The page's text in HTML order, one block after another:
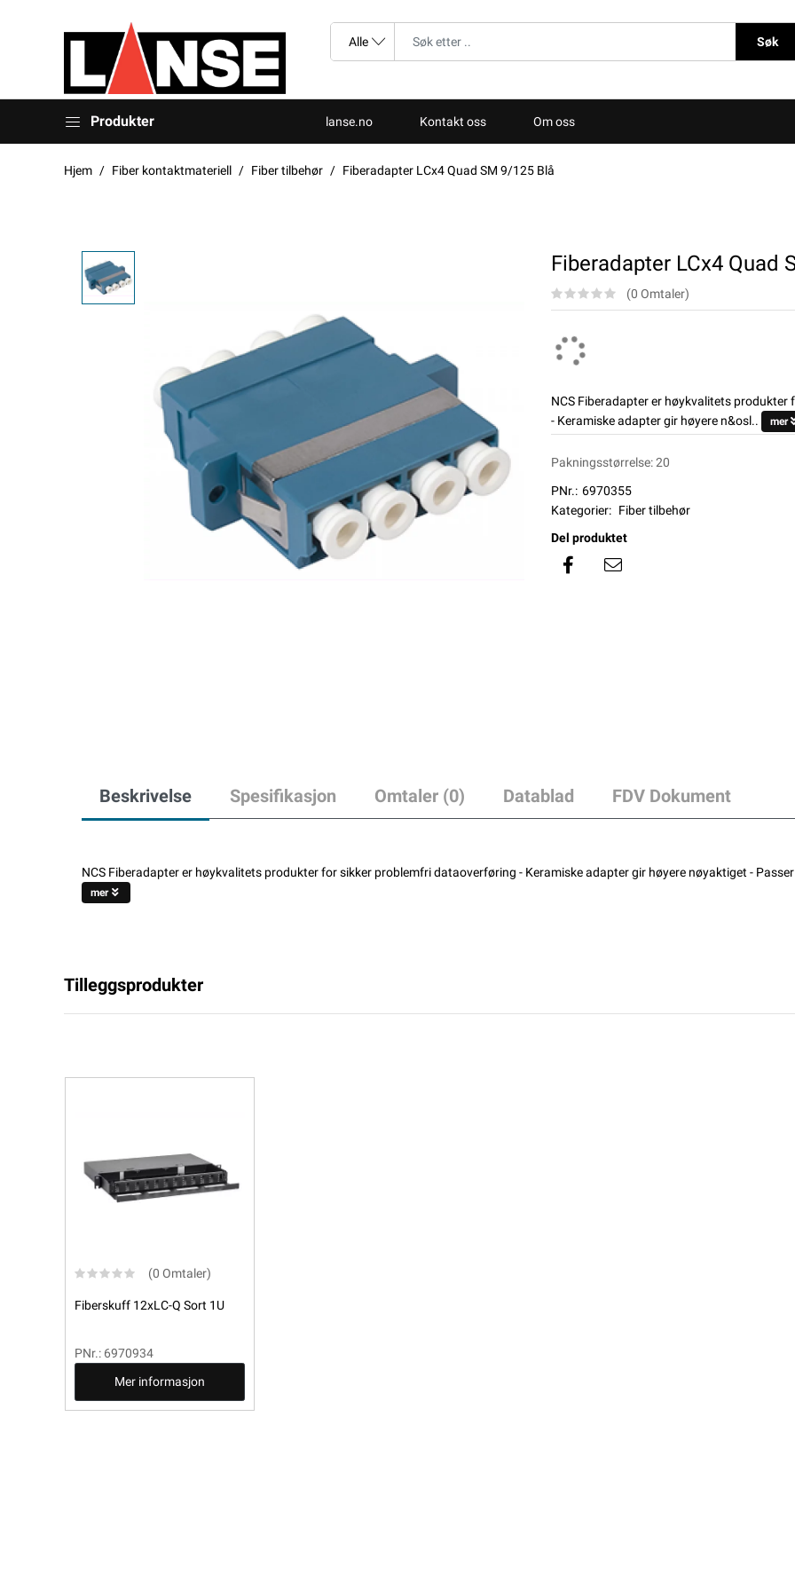
Søk
Produkter lanse.no Kontakt oss Om oss
Hjem Fiber kontaktmateriell Fiber tilbehør Fiberadapter LCx4 Quad SM 9/125 Blå
Fiberadapter LCx4 Quad
(0 Omtaler)
NCS Fiberadapter er høykvalitets
- Keramiske adapter gir høyere n&osl..
mer
Pakningsstørrelse: 20
PNr.: 6970355
Kategorier: Fiber tilbehør
Del produktet
Beskrivelse Spesifikasjon Omtaler (0) Datablad FDV Dokument
NCS Fiberadapter er høykvalitets produkter for sikker problemfri dataoverføring - Keramiske adapter gir høyere nøyaktiget -
mer
Tilleggsprodukter
(0 Omtaler)
Fiberskuff 12xLC-Q Sort 1U
PNr.: 6970934
Mer informasjon